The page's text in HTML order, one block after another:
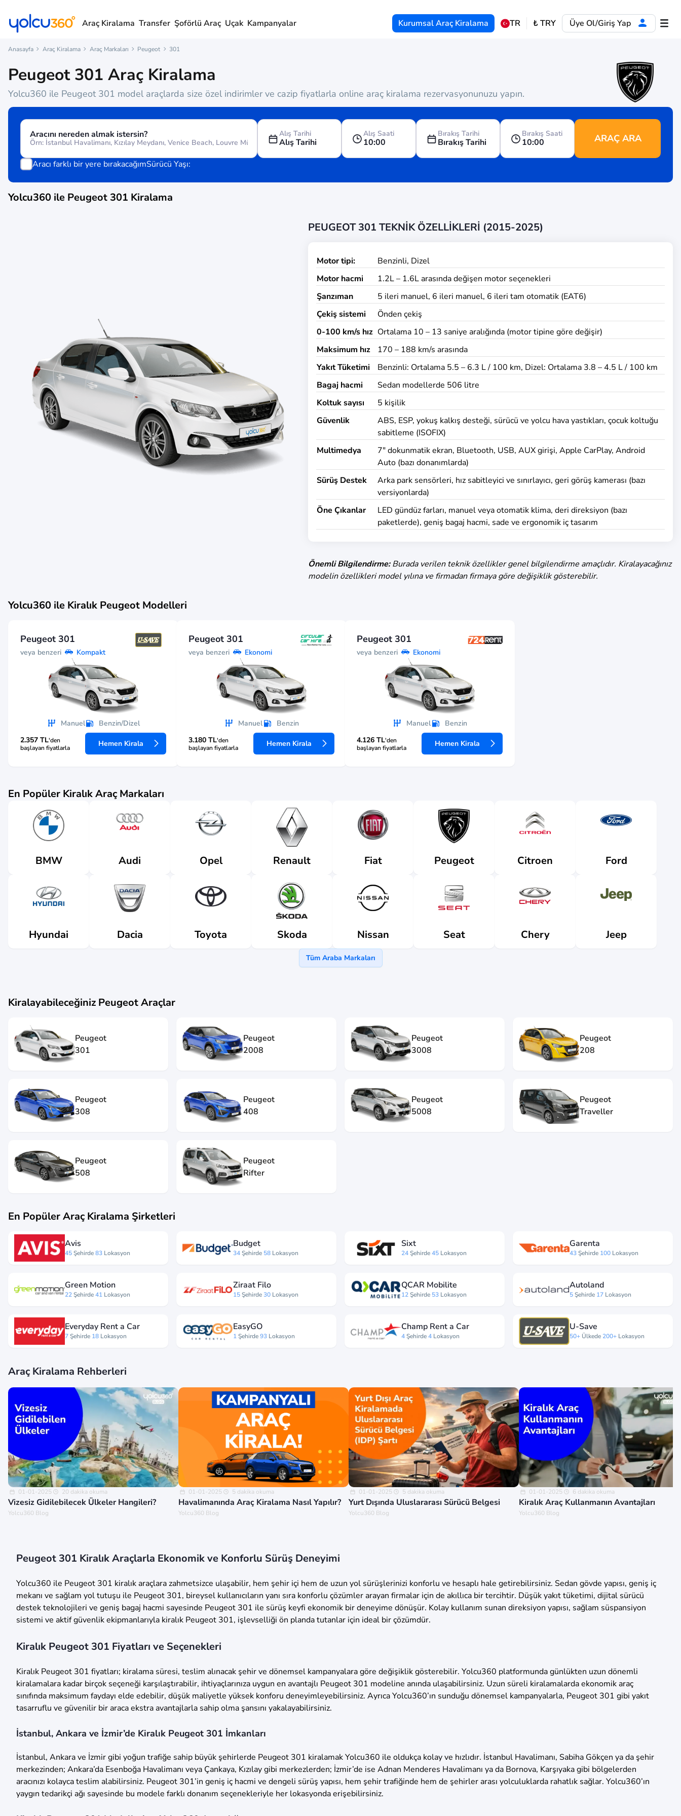
Araç Kiralama Transfer Şoförlü Araç Uçak Kampanyalar Kurumsal Araç Kiralama TR ₺ TRY Üye Ol/Giriş Yap
Anasayfa Araç Kiralama Araç Markaları Peugeot 301
Peugeot 301 Araç Kiralama
Yolcu360 ile Peugeot 301 model araçlarda size özel indirimler ve cazip fiyatlarla online araç kiralama rezervasyonunuzu yapın.
Aracını nereden almak istersin? Alış Tarihi
Alış Tarihi
Alış Saati
10:00
Bırakış Tarihi
Bırakış Tarihi
Bırakış Saati
10:00 ARAÇ ARA
Aracı farklı bir yere bırakacağımSürücü Yaşı:
Yolcu360 ile Peugeot 301 Kiralama
PEUGEOT 301 TEKNİK ÖZELLİKLERİ (2015-2025)
Motor tipi:
Benzinli, Dizel
Motor hacmi
1.2L – 1.6L arasında değişen motor seçenekleri
Şanzıman
5 ileri manuel, 6 ileri manuel, 6 ileri tam otomatik (EAT6)
Çekiş sistemi
Önden çekiş
0-100 km/s hız Ortalama 10 – 13 saniye aralığında (motor tipine göre değişir)
Maksimum hız
170 – 188 km/s arasında
Yakıt Tüketimi
Benzinli: Ortalama 5.5 – 6.3 L / 100 km, Dizel: Ortalama 3.8 – 4.5 L / 100 km
Bagaj hacmi
Sedan modellerde 506 litre
Koltuk sayısı
5 kişilik
Güvenlik
ABS, ESP, yokuş kalkış desteği, sürücü ve yolcu hava yastıkları, çocuk koltuğu
sabitleme (ISOFIX)
Multimedya
7" dokunmatik ekran, Bluetooth, USB, AUX girişi, Apple CarPlay, Android
Auto (bazı donanımlarda)
Sürüş Destek
Arka park sensörleri, hız sabitleyici ve sınırlayıcı, geri görüş kamerası (bazı
versiyonlarda)
Öne Çıkanlar
LED gündüz farları, manuel veya otomatik klima, deri direksiyon (bazı
paketlerde), geniş bagaj hacmi, sade ve ergonomik iç tasarım
Önemli Bilgilendirme:Burada verilen teknik özellikler genel bilgilendirme amaçlıdır. Kiralayacağınız
modelin özellikleri model yılına ve firmadan firmaya göre değişiklik gösterebilir.
Yolcu360 ile Kiralık Peugeot Modelleri
Peugeot 301
veya benzeri Kompakt
Manuel
Benzin/Dizel
2.357 TL'den
başlayan fiyatlarla
Hemen Kirala
Peugeot 301
veya benzeri Ekonomi
Manuel
Benzin
3.180 TL'den
başlayan fiyatlarla
Hemen Kirala
Peugeot 301
veya benzeri Ekonomi
Manuel
Benzin
4.126 TL'den
başlayan fiyatlarla
Hemen Kirala
En Popüler Kiralık Araç Markaları
BMW Audi Opel Renault Fiat Peugeot Citroen Ford
Hyundai Dacia Toyota Skoda Nissan Seat Chery Jeep
Tüm Araba Markaları
Kiralayabileceğiniz PeugeotAraçlar
Peugeot
301
Peugeot
2008
Peugeot
3008
Peugeot
208
Peugeot
308
Peugeot
408
Peugeot
5008
Peugeot
Traveller
Peugeot
508
Peugeot
Rifter
En Popüler Araç Kiralama Şirketleri
Avis
45Şehirde83 Lokasyon
Budget
34Şehirde 58 Lokasyon
Sixt
24Şehirde45 Lokasyon
Garenta
43Şehirde 100 Lokasyon
Green Motion
22Şehirde41 Lokasyon
Ziraat Filo
15Şehirde30 Lokasyon
QCAR Mobilite
12Şehirde 53 Lokasyon
Autoland
5Şehirde 17 Lokasyon
Everyday Rent a Car
7Şehirde 18 Lokasyon
EasyGO
1Şehirde93 Lokasyon
Champ Rent a Car
4Şehirde4 Lokasyon
U-Save
50+ Ülkede 200+ Lokasyon
Araç Kiralama Rehberleri
01-01-2025 20 dakika okuma
Vizesiz Gidilebilecek Ülkeler Hangileri?
Yolcu360 Blog
01-01-2025 5 dakika okuma
Havalimanında Araç Kiralama Nasıl Yapılır?
Yolcu360 Blog
01-01-2025 5 dakika okuma
Yurt Dışında Uluslararası Sürücü Belgesi
Yolcu360 Blog
01-01-2025 6 dakika okuma
Kiralık Araç Kullanmanın Avantajları
Yolcu360 Blog
Peugeot 301 Kiralık Araçlarla Ekonomik ve Konforlu Sürüş Deneyimi
Yolcu360 ile Peugeot 301 kiralık araçlara zahmetsizce ulaşabilir, hem şehir içi hem de uzun yol sürüşlerinizi konforlu ve hesaplı hale getirebilirsiniz. Sedan gövde yapısı, geniş iç
mekanı ve sağlam yol tutuşu ile Peugeot 301, bireysel kullanıcıların yanı sıra konforlu çözümler arayan firmalar için de akıllıca bir tercihtir. Düşük yakıt tüketimi, dijital sürücü
destek teknolojileri ve geniş bagaj hacmi sayesinde Peugeot 301 ile sürüş keyfi ekonomik bir deneyime dönüşür. Kolay kullanım sunan direksiyon yapısı, sağlam süspansiyon
sistemi ve aktif güvenlik ekipmanlarıyla kiralık Peugeot 301, işlevselliği ön planda tutanlar için ideal bir çözümdür.
Kiralık Peugeot 301 Fiyatları ve Seçenekleri
Kiralık Peugeot 301 fiyatları; kiralama süresi, teslim alınacak şehir ve dönemsel kampanyalara göre değişiklik gösterebilir. Yolcu360 platformunda günlükten uzun dönemli
kiralamalara kadar birçok seçeneği karşılaştırabilir, ihtiyaçlarınıza uygun en avantajlı Peugeot 301 modeline anında ulaşabilirsiniz. Uzun süreli kiralamalarda ekonomik araç
sınıfında maksimum faydayı elde edebilir, düşük maliyetle yüksek konforu deneyimleyebilirsiniz. Ayrıca Yolcu360’ın sunduğu dönemsel kampanyalarla, Peugeot 301 gibi yakıt
tasarruflu ve güvenilir bir araca ekstra avantajlarla sahip olma şansını yakalayabilirsiniz.
İstanbul, Ankara ve İzmir’de Kiralık Peugeot 301 İmkanları
İstanbul, Ankara ve İzmir gibi yoğun trafiğe sahip büyük şehirlerde Peugeot 301 kiralamak Yolcu360 ile oldukça kolay ve hızlıdır. İstanbul Havalimanı, Sabiha Gökçen ya da şehir
merkezinden; Ankara’da Esenboğa Havalimanı veya Çankaya, Kızılay gibi merkezlerden; İzmir’de ise Adnan Menderes Havalimanı ya da Bornova, Karşıyaka gibi bölgelerden
aracınızı kolayca teslim alabilirsiniz. Peugeot 301’in geniş iç hacmi ve dengeli sürüş yapısı, hem şehir trafiğinde hem de şehirler arası yolculuklarda rahatlık sağlar. Yolcu360’ın
yaygın tedarikçi ağı sayesinde bu modele farklı donanım seçenekleriyle her lokasyonda erişebilirsiniz.